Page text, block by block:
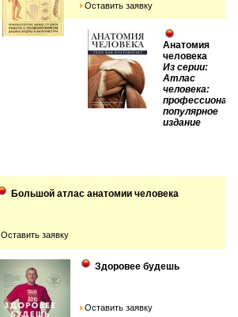
Оставить заявку
Анатомия
человека
Из серии:
Атлас
человека:
популярное
издание
Большой атлас анатомии человека
Оставить заявку
Здоровее будешь
Оставить заявку